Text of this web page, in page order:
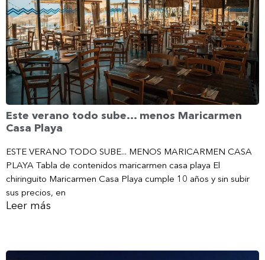
Este verano todo sube… menos Maricarmen
Casa Playa
ESTE VERANO TODO SUBE... MENOS MARICARMEN CASA
PLAYA Tabla de contenidos maricarmen casa playa El
chiringuito Maricarmen Casa Playa cumple 10 años y sin subir
sus precios, en
Leer más